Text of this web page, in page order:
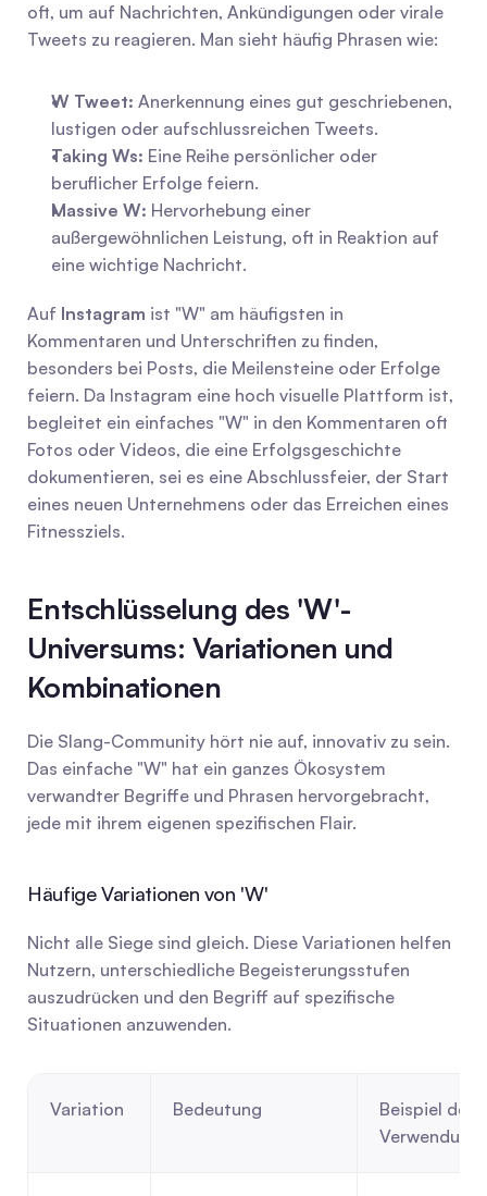
oft, um auf Nachrichten, Ankündigungen oder virale
Tweets zu reagieren. Man sieht häufig Phrasen wie:
W Tweet: Anerkennung eines gut geschriebenen,
lustigen oder aufschlussreichen Tweets.
Taking Ws: Eine Reihe persönlicher oder
beruflicher Erfolge feiern.
Massive W: Hervorhebung einer
außergewöhnlichen Leistung, oft in Reaktion auf
eine wichtige Nachricht.
Auf Instagram ist "W" am häufigsten in
Kommentaren und Unterschriften zu finden,
besonders bei Posts, die Meilensteine oder Erfolge
feiern. Da Instagram eine hoch visuelle Plattform ist,
begleitet ein einfaches "W" in den Kommentaren oft
Fotos oder Videos, die eine Erfolgsgeschichte
dokumentieren, sei es eine Abschlussfeier, der Start
eines neuen Unternehmens oder das Erreichen eines
Fitnessziels.
Entschlüsselung des 'W'-
Universums: Variationen und
Kombinationen
Die Slang-Community hört nie auf, innovativ zu sein.
Das einfache "W" hat ein ganzes Ökosystem
verwandter Begriffe und Phrasen hervorgebracht,
jede mit ihrem eigenen spezifischen Flair.
Häufige Variationen von 'W'
Nicht alle Siege sind gleich. Diese Variationen helfen
Nutzern, unterschiedliche Begeisterungsstufen
auszudrücken und den Begriff auf spezifische
Situationen anzuwenden.
Variation Bedeutung
Beispiel der
Verwendung